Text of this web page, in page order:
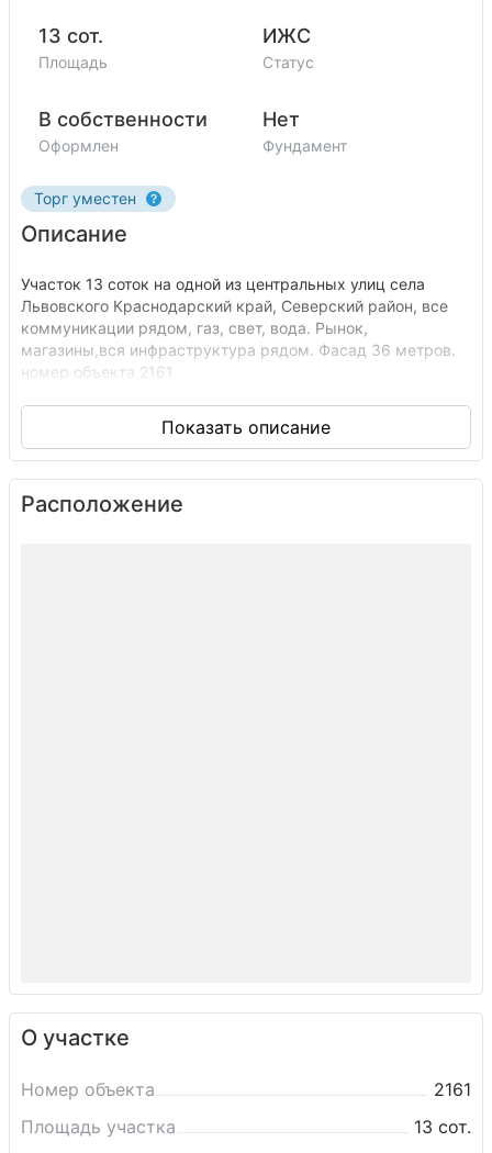
Торг уместен
13 сот.
Площадь
ИЖС
Статус
В собственности
Оформлен
Нет
Фундамент
Описание
Участок 13 соток на одной из центральных улиц села
Львовского Краснодарский край, Северский район, все
коммуникации рядом, газ, свет, вода. Рынок,
магазины,вся инфраструктура рядом. Фасад 36 метров.
номер объекта 2161
Расположение
О участке
Номер объекта
2161
Площадь участка
13 сот.